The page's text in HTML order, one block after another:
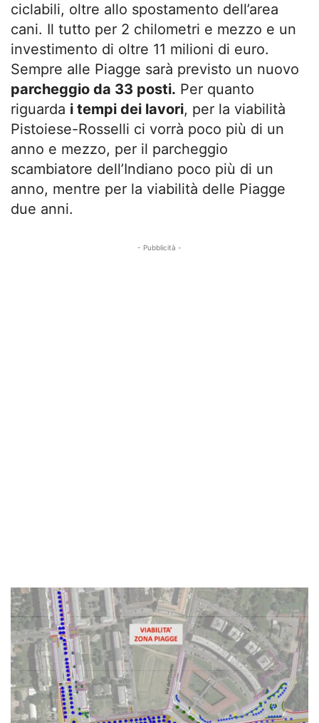
ciclabili, oltre allo spostamento dell’area
cani. Il tutto per 2 chilometri e mezzo e un
investimento di oltre 11 milioni di euro.
Sempre alle Piagge sarà previsto un nuovo
parcheggio da 33 posti. Per quanto
riguarda i tempi dei lavori, per la viabilità
Pistoiese-Rosselli ci vorrà poco più di un
anno e mezzo, per il parcheggio
scambiatore dell’Indiano poco più di un
anno, mentre per la viabilità delle Piagge
due anni.
- Pubblicità -